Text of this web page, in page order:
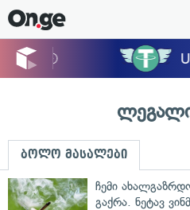
ბოლო მასალები
ჩემი
გაქრა. ნეტავ